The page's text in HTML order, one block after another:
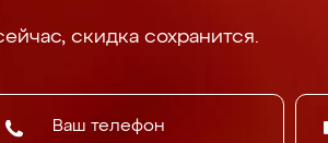
скидка сохранится.